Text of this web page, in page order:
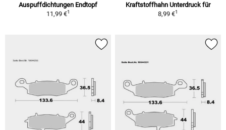
Auspuffdichtungen Endtopf
11,99 €1
Kraftstoffhahn Unterdruck für
8,99 €1